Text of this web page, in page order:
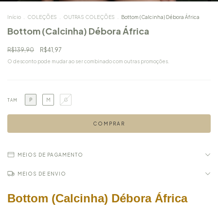
Início COLEÇÕES OUTRAS COLEÇÕES Bottom (Calcinha) Débora África
Bottom (Calcinha) Débora África
R$139,90 R$41,97
O desconto pode mudar ao ser combinado com outras promoções.
TAM P M G
MEIOS DE PAGAMENTO
MEIOS DE ENVIO
Bottom (Calcinha) Débora África